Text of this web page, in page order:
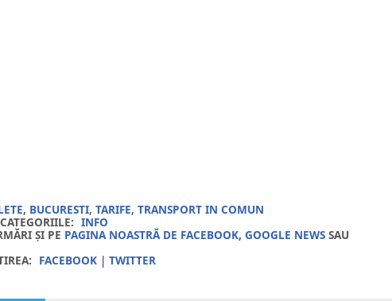
, BUCURESTI,TARIFE,TRANSPORT IN COMUN
INFO
ȘI PE PAGINA NOASTRĂ DE FACEBOOK,GOOGLE NEWS SAU
FACEBOOK |TWITTER